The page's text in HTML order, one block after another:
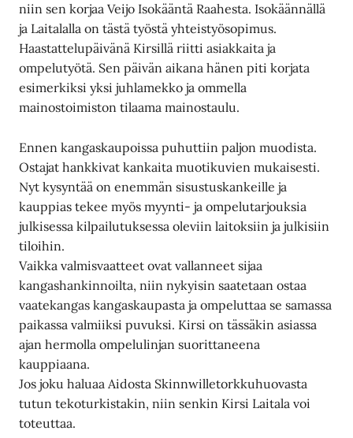
niin sen korjaa Veijo Isokääntä Raahesta. Isokäännällä
ja Laitalalla on tästä työstä yhteistyösopimus.
Haastattelupäivänä Kirsillä riitti asiakkaita ja
ompelutyötä. Sen päivän aikana hänen piti korjata
esimerkiksi yksi juhlamekko ja ommella
mainostoimiston tilaama mainostaulu.
Ennen kangaskaupoissa puhuttiin paljon muodista.
Ostajat hankkivat kankaita muotikuvien mukaisesti.
Nyt kysyntää on enemmän sisustuskankeille ja
kauppias tekee myös myynti- ja ompelutarjouksia
julkisessa kilpailutuksessa oleviin laitoksiin ja julkisiin
tiloihin.
Vaikka valmisvaatteet ovat vallanneet sijaa
kangashankinnoilta, niin nykyisin saatetaan ostaa
vaatekangas kangaskaupasta ja ompeluttaa se samassa
paikassa valmiiksi puvuksi. Kirsi on tässäkin asiassa
ajan hermolla ompelulinjan suorittaneena
kauppiaana.
Jos joku haluaa Aidosta Skinnwilletorkkuhuovasta
tutun tekoturkistakin, niin senkin Kirsi Laitala voi
toteuttaa.